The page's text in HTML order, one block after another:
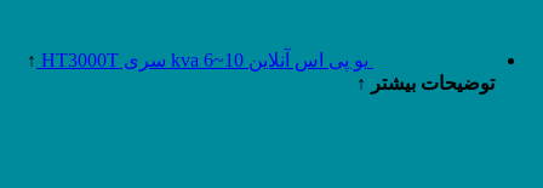
یو پی اس آنلاین 10~6 kva سری HT3000T
↑
توضیحات بیشتر ↑